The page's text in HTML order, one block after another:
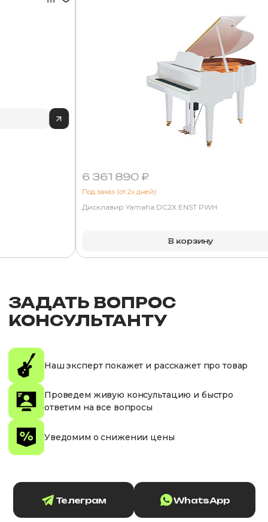
6 361 890 ₽
Под заказ (от 2х дней)
Дисклавир Yamaha DC2X ENST PWH
В корзину
ЗАДАТЬ ВОПРОС
КОНСУЛЬТАНТУ
Наш эксперт покажет и расскажет про товар
Проведем живую консультацию и быстро
ответим на все вопросы
Уведомим о снижении цены
Телеграм WhatsApp